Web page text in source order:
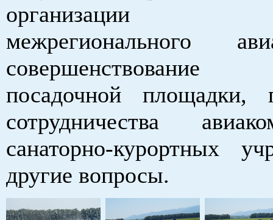
организации
межрегионального
посадочной площадки,
сотрудничества
санаторно-курортных
другие вопросы.